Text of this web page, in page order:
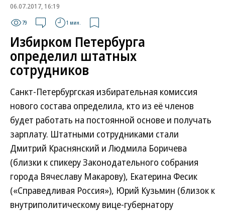
06.07.2017, 16:19
79 1 мин.
Избирком Петербурга
определил штатных
сотрудников
Санкт-Петербургская избирательная комиссия
нового состава определила, кто из её членов
будет работать на постоянной основе и получать
зарплату. Штатными сотрудниками стали
Дмитрий Краснянский и Людмила Боричева
(близки к спикеру Законодательного собрания
города Вячеславу Макарову), Екатерина Фесик
(«Справедливая Россия»), Юрий Кузьмин (близок к
внутриполитическому вице-губернатору